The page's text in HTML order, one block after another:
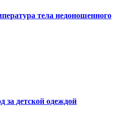
тела недоношенного
за детской одеждой